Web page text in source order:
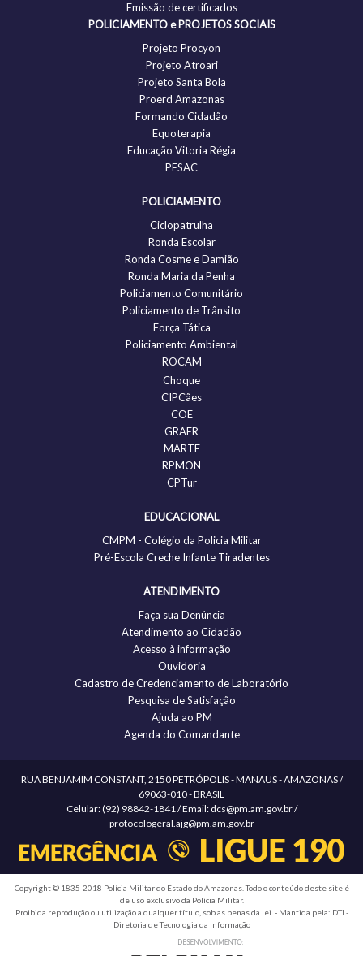
Emissão de certificados
POLICIAMENTO e PROJETOS SOCIAIS
Projeto Procyon
Projeto Atroari
Projeto Santa Bola
Proerd Amazonas
Formando Cidadão
Equoterapia
Educação Vitoria Régia
PESAC
POLICIAMENTO
Ciclopatrulha
Ronda Escolar
Ronda Cosme e Damião
Ronda Maria da Penha
Policiamento Comunitário
Policiamento de Trânsito
Força Tática
Policiamento Ambiental
ROCAM
Choque
CIPCães
COE
GRAER
MARTE
RPMON
CPTur
EDUCACIONAL
CMPM - Colégio da Policia Militar
Pré-Escola Creche Infante Tiradentes
ATENDIMENTO
Faça sua Denúncia
Atendimento ao Cidadão
Acesso à informação
Ouvidoria
Cadastro de Credenciamento de Laboratório
Pesquisa de Satisfação
Ajuda ao PM
Agenda do Comandante
RUA BENJAMIM CONSTANT, 2150 PETRÓPOLIS - MANAUS - AMAZONAS /
69063-010 - BRASIL
Celular: (92) 98842-1841 / Email: dcs@pm.am.gov.br /
protocologeral.ajg@pm.am.gov.br
Copyright © 1835-2018 Polícia Militar do Estado do Amazonas. Todo o conteúdo deste site é
de uso exclusivo da Polícia Militar.
Proibida reprodução ou utilização a qualquer título, sob as penas da lei. - Mantida pela: DTI -
Diretoria de Tecnologia da Informação